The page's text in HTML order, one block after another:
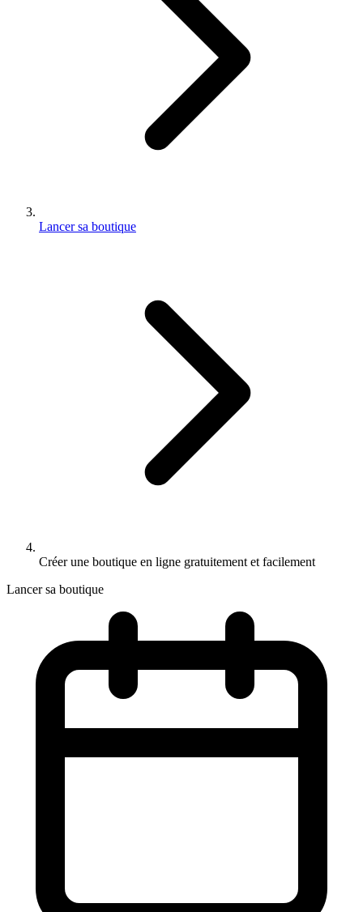
Lancer sa boutique
Créer une boutique en ligne gratuitement et facilement
Lancer sa boutique